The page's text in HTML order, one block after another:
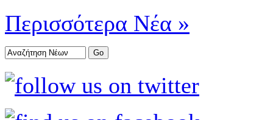
Περισσότερα Νέα »